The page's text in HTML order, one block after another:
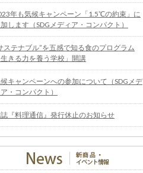
年も気候キャンペーン「1.5℃の約束」に
します（SDGメディア・コンパクト）
ステナブル”を五感で知る食のプログラム
きる力を養う学校」開講
キャンペーンへの参加について（SDGメデ
・コンパクト）
『料理通信』発行休止のお知らせ